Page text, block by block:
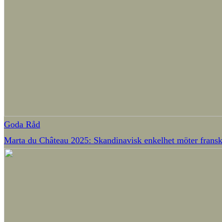
Goda Råd
Marta du Château 2025: Skandinavisk enkelhet möter